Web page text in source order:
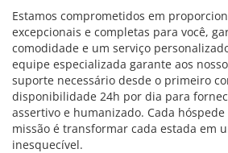
Estamos comprometidos em
excepcionais e completas para você,
comodidade e um serviço
equipe especializada garante aos
suporte necessário desde o primeiro
disponibilidade 24h por dia para
assertivo e humanizado. Cada
missão é transformar cada estada em
inesquecível.